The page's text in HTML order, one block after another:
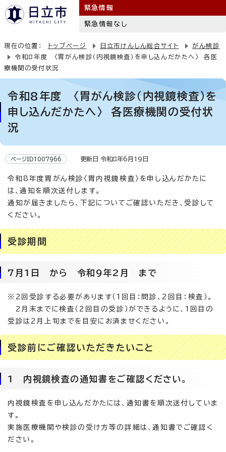
緊急情報
緊急情報なし
現在の位置： トップページ 日立市けんしん総合サイト
がん検診
令和8年度 〈胃がん検診（内視鏡検査）を申し込んだかたへ〉 各医
療機関の受付状況
令和8年度 〈胃がん検診（内視鏡検査）を
申し込んだかたへ〉 各医療機関の受付状
況
ページID1007966 更新日 令和8年6月19日
令和8年度胃がん検診〈胃内視鏡検査〉を申し込んだかたに
は、通知を順次送付します。
通知が届きましたら、下記についてご確認いただき、受診して
ください。
受診期間
7月1日 から 令和9年2月 まで
※2回受診する必要があります（1回目：問診、2回目：検査）。
2月末までに検査（2回目の受診）ができるように、1回目の
受診は2月上旬までを目安にお済ませください。
受診前にご確認いただきたいこと
1 内視鏡検査の通知書をご確認ください。
内視鏡検査を申し込んだかたには、通知書を順次送付していま
す。
実施医療機関や検診の受け方等の詳細は、通知書でご確認く
ださい。